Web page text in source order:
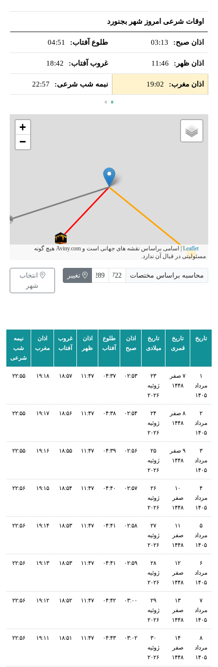
اوقات شرعی امروز شهر بجنورد
اذان صبح: 03:13 طلوع آفتاب: 04:51
اذان ظهر: 11:46 غروب آفتاب: 18:42
اذان مغرب: 19:02 نبمه شب شرعی: 22:57
+
−
Leaflet
|
اسامی براساس نقشه های جهانی است و Aviny.com هیچ گونه
مسئولیتی در قبال آن ندارد.
محاسبه براساس مختصات تغییر
انتخاب
شهر
تاریخ
تاریخ
قمری
تاریخ
میلادی
اذان
صبح
طلوع
آفتاب
اذان
ظهر
غروب
آفتاب
اذان
مغرب
نیمه
شب
شرعی
۱
مرداد
۱۴۰۵
۷ صفر
۱۴۴۸
۲۳
ژوئیه
۲۰۲۶
۰۲:۵۳ ۰۴:۳۷ ۱۱:۴۷ ۱۸:۵۷ ۱۹:۱۸ ۲۲:۵۵
۲
مرداد
۱۴۰۵
۸ صفر
۱۴۴۸
۲۴
ژوئیه
۲۰۲۶
۰۲:۵۴ ۰۴:۳۸ ۱۱:۴۷ ۱۸:۵۶ ۱۹:۱۷ ۲۲:۵۵
۳
مرداد
۱۴۰۵
۹ صفر
۱۴۴۸
۲۵
ژوئیه
۲۰۲۶
۰۲:۵۶ ۰۴:۳۹ ۱۱:۴۷ ۱۸:۵۵ ۱۹:۱۶ ۲۲:۵۵
۴
مرداد
۱۴۰۵
۱۰
صفر
۱۴۴۸
۲۶
ژوئیه
۲۰۲۶
۰۲:۵۷ ۰۴:۴۰ ۱۱:۴۷ ۱۸:۵۴ ۱۹:۱۵ ۲۲:۵۶
۵
مرداد
۱۴۰۵
۱۱
صفر
۱۴۴۸
۲۷
ژوئیه
۲۰۲۶
۰۲:۵۸ ۰۴:۴۱ ۱۱:۴۷ ۱۸:۵۳ ۱۹:۱۴ ۲۲:۵۶
۶
مرداد
۱۴۰۵
۱۲
صفر
۱۴۴۸
۲۸
ژوئیه
۲۰۲۶
۰۲:۵۹ ۰۴:۴۱ ۱۱:۴۷ ۱۸:۵۳ ۱۹:۱۳ ۲۲:۵۶
۷
مرداد
۱۴۰۵
۱۳
صفر
۱۴۴۸
۲۹
ژوئیه
۲۰۲۶
۰۳:۰۰ ۰۴:۴۲ ۱۱:۴۷ ۱۸:۵۲ ۱۹:۱۲ ۲۲:۵۶
۸
مرداد
۱۴۰۵
۱۴
صفر
۱۴۴۸
۳۰
ژوئیه
۲۰۲۶
۰۳:۰۲ ۰۴:۴۳ ۱۱:۴۷ ۱۸:۵۱ ۱۹:۱۱ ۲۲:۵۶